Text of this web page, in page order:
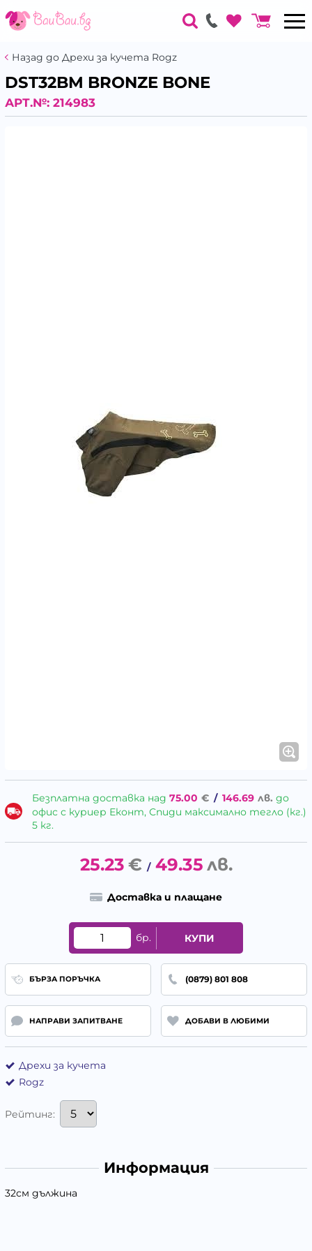
Назад до Дрехи за кучета Rogz
DST32BM BRONZE BONE
АРТ.№: 214983
Безплатна доставка над 75.00 € / 146.69 лв. до
офис с куриер Еконт, Спиди максимално тегло (кг.)
5 кг.
25.23 € / 49.35 лв.
Доставка и плащане
бр. КУПИ
БЪРЗА ПОРЪЧКА (0879) 801 808
НАПРАВИ ЗАПИТВАНЕ ДОБАВИ В ЛЮБИМИ
Дрехи за кучета
Rogz
Рейтинг:
Информация
32см дължина